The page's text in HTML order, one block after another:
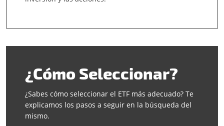
¿Cómo Seleccionar?
¿Sabes cómo seleccionar el ETF más adecuado? Te
explicamos los pasos a seguir en la búsqueda del
mismo.